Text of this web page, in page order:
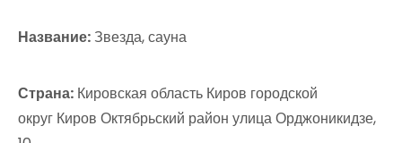
Название:Звезда, сауна
Страна: Кировская область Киров городской
округ Киров Октябрьский район улица Орджоникидзе,